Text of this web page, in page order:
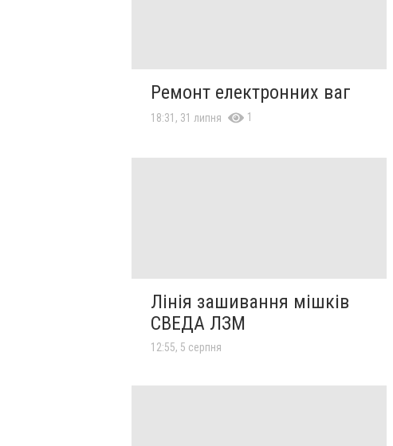
Ремонт електронних ваг
18:31, 31 липня 1
Лінія зашивання мішків
СВЕДА ЛЗМ
12:55, 5 серпня